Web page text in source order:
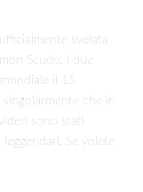
svelata
Scudo. I due
il 15
che in
sono stati
Se volete